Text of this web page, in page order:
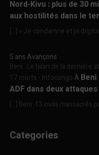
Nord-Kivu : plus de 30
aux hostilités dans le
[…] « Je condamne et je
5 ans Avançons
Beni : Le bilan de la dernière
17 morts - InfocongoÀ
ADF dans deux
[…] Beni :13 civils massacrés
Categories